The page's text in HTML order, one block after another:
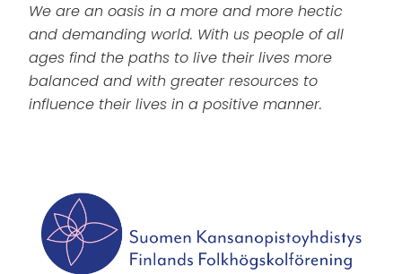
We are an oasis in a more and more hectic
and demanding world. With us people of all
ages find the paths to live their lives more
balanced and with greater resources to
influence their lives in a positive manner.